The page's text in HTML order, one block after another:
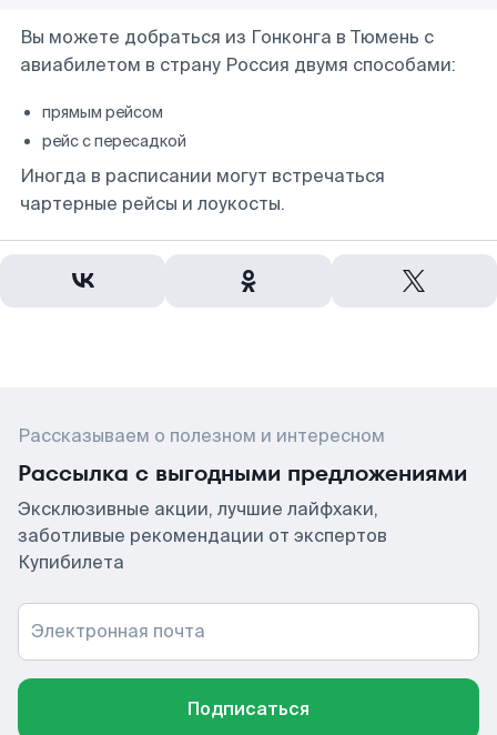
Вы можете добраться из Гонконга в Тюмень с
авиабилетом в страну Россия двумя способами:
прямым рейсом
рейс с пересадкой
Иногда в расписании могут встречаться
чартерные рейсы и лоукосты.
Рассказываем о полезном и интересном
Рассылка с выгодными предложениями
Эксклюзивные акции, лучшие лайфхаки,
заботливые рекомендации от экспертов
Купибилета
Электронная почта
Подписаться